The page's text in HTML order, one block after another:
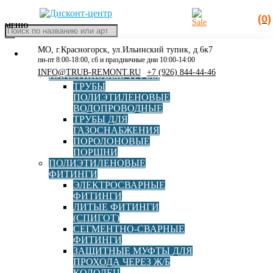
(0)
Поиск
товаров
МЕНЮ
КАТАЛОГ
РАСПРОДАЖА
ПЛАСТИКОВЫЕ ТРУБЫ
ТРУБЫ
ПОЛИЭТИЛЕНОВЫЕ
ВОДОПРОВОДНЫЕ
ТРУБЫ ДЛЯ
ГАЗОСНАБЖЕНИЯ
ПОРОЛОНОВЫЕ
ПОРШНИ
ПОЛИЭТИЛЕНОВЫЕ
ФИТИНГИ
ЭЛЕКТРОСВАРНЫЕ
ФИТИНГИ
ЛИТЫЕ ФИТИНГИ
(СПИГОТ)
СЕГМЕНТНО-СВАРНЫЕ
ФИТИНГИ
ЗАЩИТНЫЕ МУФТЫ ДЛЯ
ПРОХОДА ЧЕРЕЗ Ж/Б
МО, г.Красногорск, ул.Ильинский тупик, д.6к7
пн-пт 8:00-18:00, сб и праздничные дни 10:00-14:00
INFO@TRUB-REMONT.RU +7 (926) 844-44-46
Главная »Каталог» Полиэтиленовые фитинги
Электросварные фитинги»Муфта редукционная
электросварная ПЭ100 SDR11 d63х32 Elofit
Муфта редукционная
электросварная ПЭ100
SDR11 d63х32 Elofit
12ERDE6332
Бренд Elofit